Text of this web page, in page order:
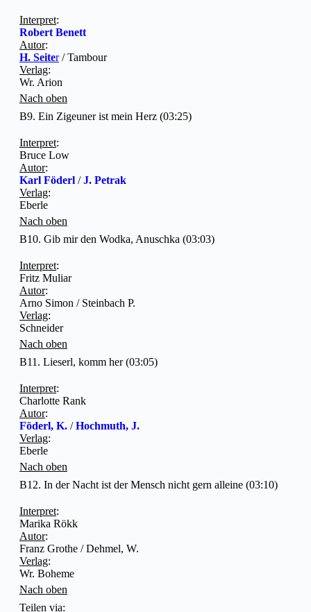
Interpret:
Robert Benett
Autor:
H. Seiter/ Tambour
Verlag:
Wr. Arion
Nach oben
B9. Ein Zigeuner ist mein Herz (03:25)
Interpret:
Bruce Low
Autor:
Karl Föderl /J. Petrak
Verlag:
Eberle
Nach oben
B10. Gib mir den Wodka, Anuschka (03:03)
Interpret:
Fritz Muliar
Autor:
Arno Simon / Steinbach P.
Verlag:
Schneider
Nach oben
B11. Lieserl, komm her (03:05)
Interpret:
Charlotte Rank
Autor:
Föderl, K. /Hochmuth, J.
Verlag:
Eberle
Nach oben
B12. In der Nacht ist der Mensch nicht gern alleine (03:10)
Interpret:
Marika Rökk
Autor:
Franz Grothe / Dehmel, W.
Verlag:
Wr. Boheme
Nach oben
Teilen via: